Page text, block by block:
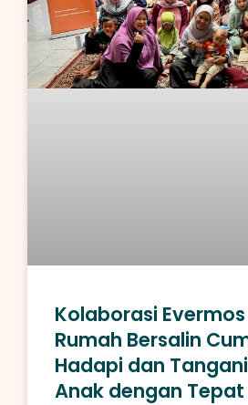
Kolaborasi
Rumah Bersalin
Hadapi dan
Anak dengan Tepat